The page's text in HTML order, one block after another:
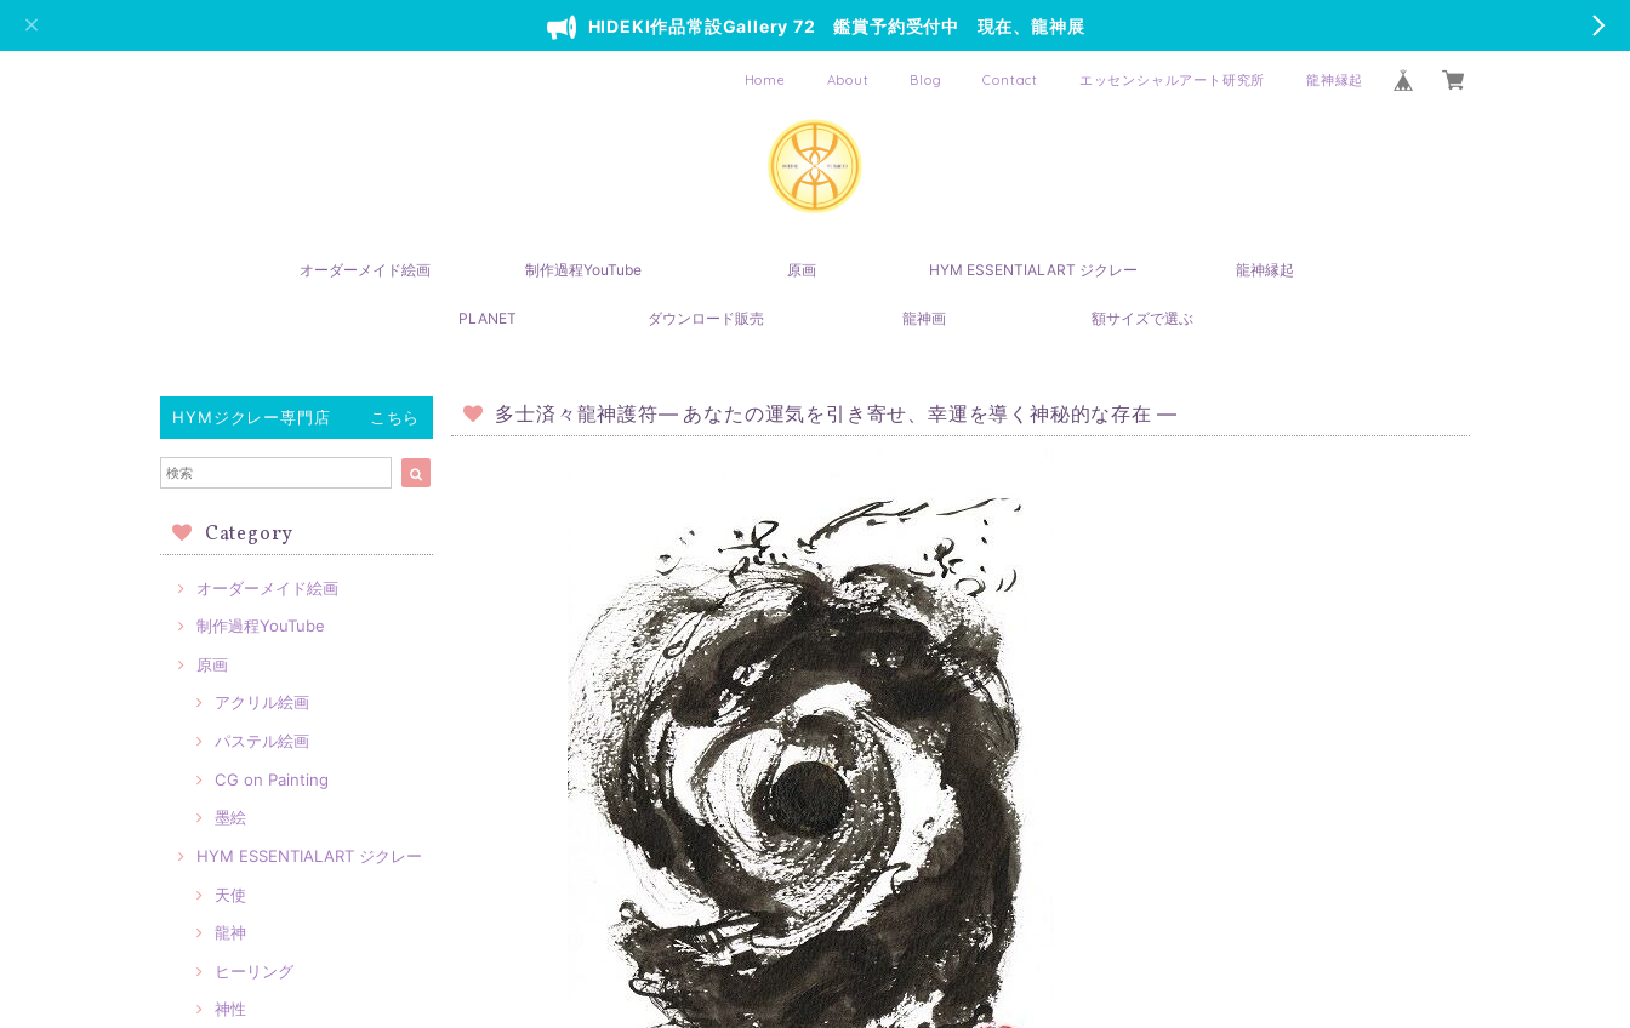
HIDEKI作品常設Gallery 72 鑑賞予約受付中 現在、龍神展
Home About Blog Contact エッセンシャルアート研究所 龍神縁起
オーダーメイド絵画 制作過程YouTube 原画 HYM ESSENTIALART ジクレー 龍神縁起
PLANET ダウンロード販売 龍神画 額サイズで選ぶ
HYMジクレー専門店 こちら
Category
オーダーメイド絵画
制作過程YouTube
原画
アクリル絵画
パステル絵画
CG on Painting
墨絵
HYM ESSENTIALART ジクレー
天使
龍神
ヒーリング
神性
多士済々龍神護符― あなたの運気を引き寄せ、幸運を導く神秘的な存在 ―